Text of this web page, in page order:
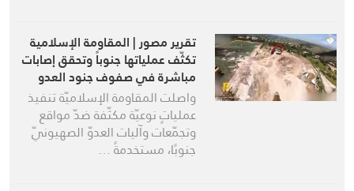
تقرير مصور | المقاومة الإسلامية
تكثّف عملياتها جنوباً وتحقق إصابات
مباشرة في صفوف جنود العدو
واصلت المقاومة الإسلاميّة تنفيذ
عملياتٍ نوعيّة مكثّفة ضدّ مواقع
وتجمّعات وآليات العدوّ الصهيونيّ
جنوبًا، مستخدمةً …